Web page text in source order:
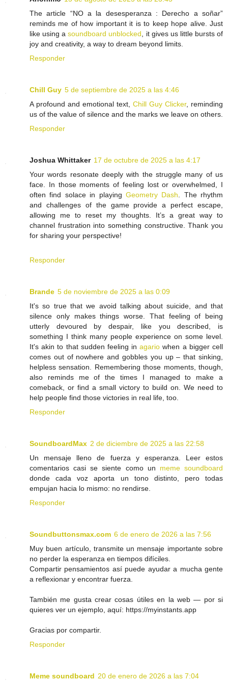
The article “NO a la desesperanza : Derecho a soñar”
reminds me of how important it is to keep hope alive. Just
like using asoundboard unblocked , it gives us little bursts of
joy and creativity, a way to dream beyond limits.
Responder
Chill Guy 5 de septiembre de 2025 a las 4:46
A profound and emotional text, Chill Guy Clicker, reminding
us of the value of silence and the marks we leave on others.
Responder
Joshua Whittaker 17 de octubre de 2025 a las 4:17
Your words resonate deeply with the struggle many of us
face. In those moments of feeling lost or overwhelmed, I
often find solace in playing Geometry Dash . The rhythm
and challenges of the game provide a perfect escape,
allowing me to reset my thoughts. It’s a great way to
channel frustration into something constructive. Thank you
for sharing your perspective!
Responder
Brande 5 de noviembre de 2025 a las 0:09
It's so true that we avoid talking about suicide, and that
silence only makes things worse. That feeling of being
utterly devoured by despair, like you described, is
something I think many people experience on some level.
It's akin to that sudden feeling inagario when a bigger cell
comes out of nowhere and gobbles you up – that sinking,
helpless sensation. Remembering those moments, though,
also reminds me of the times I managed to make a
comeback, or find a small victory to build on. We need to
help people find those victories in real life, too.
Responder
SoundboardMax 2 de diciembre de 2025 a las 22:58
Un mensaje lleno de fuerza y esperanza. Leer estos
comentarios casi se siente como un meme soundboard
donde cada voz aporta un tono distinto, pero todas
empujan hacia lo mismo: no rendirse.
Responder
Soundbuttonsmax.com 6 de enero de 2026 a las 7:56
Muy buen artículo, transmite un mensaje importante sobre
no perder la esperanza en tiempos difíciles.
Compartir pensamientos así puede ayudar a mucha gente
a reflexionar y encontrar fuerza.
También me gusta crear cosas útiles en la web — por si
quieres ver un ejemplo, aquí: https://myinstants.app
Gracias por compartir.
Responder
Meme soundboard 20 de enero de 2026 a las 7:04